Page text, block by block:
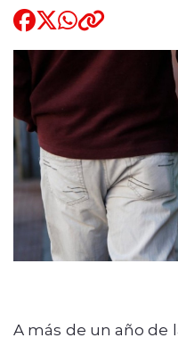
modo
A más de un año de